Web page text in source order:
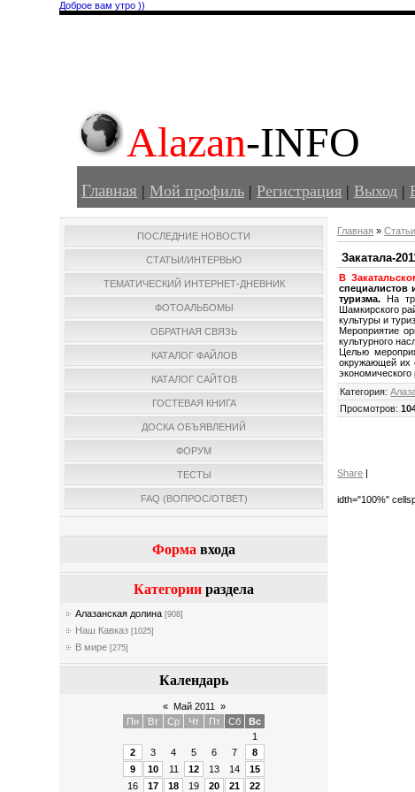
Доброе вам утро ))
Alazan-INFO
Главная |Мой профиль |Регистрация |Выход |
ПОСЛЕДНИЕ НОВОСТИ
СТАТЬИ/ИНТЕРВЬЮ
ТЕМАТИЧЕСКИЙ ИНТЕРНЕТ-ДНЕВНИК
ФОТОАЛЬБОМЫ
ОБРАТНАЯ СВЯЗЬ
КАТАЛОГ ФАЙЛОВ
КАТАЛОГ САЙТОВ
ГОСТЕВАЯ КНИГА
ДОСКА ОБЪЯВЛЕНИЙ
ФОРУМ
ТЕСТЫ
FAQ (ВОПРОС/ОТВЕТ)
Форма входа
Категории раздела
Алазанская долина [908]
Наш Кавказ [1025]
В мире [275]
Календарь
« Май 2011
»
Пн
Вт Ср Чт Пт Сб
Вс
1
2
3 4 5 6 7
8
9
10 11 12 13 14
15
16
17 18 19 20 21
22
Главная »Статьи
Закатала-
В
специалистов
туризма.На
Шамкирского
культуры и
Мероприятие
культурного
Целью
окружающей их
экономического
Категория:
Просмотров:
Share
idth="100%"